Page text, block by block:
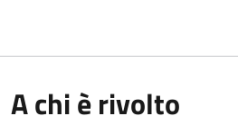
A chi è rivolto